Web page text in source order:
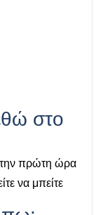
στο
την πρώτη ώρα
να μπείτε